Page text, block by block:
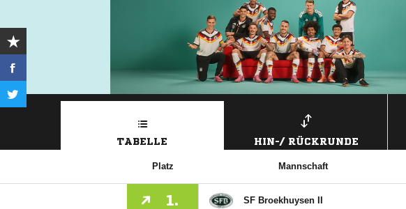
TABELLE HIN-/ RÜCKRUNDE
Platz Mannschaft
1. SF Broekhuysen II